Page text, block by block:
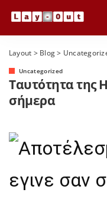
Layout > Blog>
Uncategorized
Ταυτότητα της
σήμερα